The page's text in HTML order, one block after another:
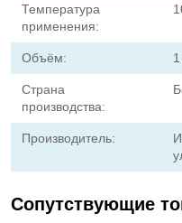
Температура
применения:
Объём:
Страна
производства:
Производитель:
Сопутствующие